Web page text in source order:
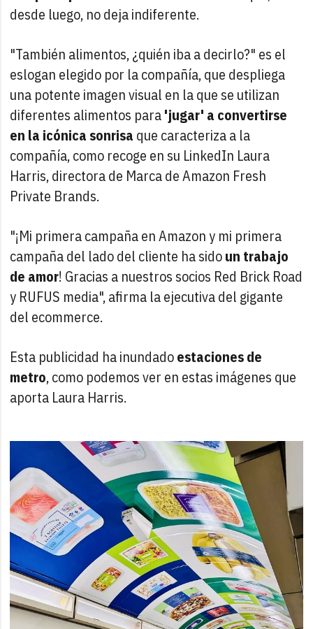
desde luego, no deja indiferente.
"También alimentos, ¿quién iba a decirlo?" es el
eslogan elegido por la compañía, que despliega
una potente imagen visual en la que se utilizan
diferentes alimentos para'jugar' a convertirse
en la icónica sonrisa que caracteriza a la
compañía, como recoge en su LinkedIn Laura
Harris, directora de Marca de Amazon Fresh
Private Brands.
"¡Mi primera campaña en Amazon y mi primera
campaña del lado del cliente ha sidoun trabajo
de amor! Gracias a nuestros socios Red Brick Road
y RUFUS media", afirma la ejecutiva del gigante
del ecommerce.
Esta publicidad ha inundadoestaciones de
metro, como podemos ver en estas imágenes que
aporta Laura Harris.